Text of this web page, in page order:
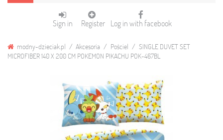
Sign in Register Log in with facebook
modny-dzieciak.pl Akcesoria Pościel
SINGLE DUVET SET
MICROFIBER 140 X 200 CM POKEMON PIKACHU POK-467BL